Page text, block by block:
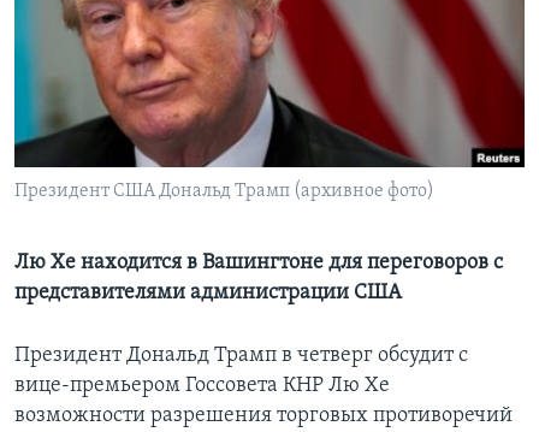
Learning English
СОЦИАЛЬНЫЕ СЕТИ
Президент США Дональд Трамп (архивное фото)
Лю Хе находится в Вашингтоне для переговоров с
представителями администрации США
Президент Дональд Трамп в четверг обсудит с
вице-премьером Госсовета КНР Лю Хе
возможности разрешения торговых противоречий